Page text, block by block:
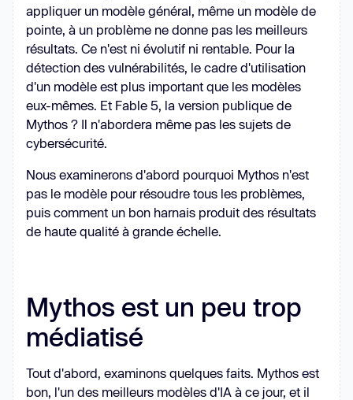
appliquer un modèle général, même un modèle de
pointe, à un problème ne donne pas les meilleurs
résultats. Ce n'est ni évolutif ni rentable. Pour la
détection des vulnérabilités, le cadre d'utilisation
d'un modèle est plus important que les modèles
eux-mêmes. Et Fable 5, la version publique de
Mythos ? Il n'abordera même pas les sujets de
cybersécurité.
Nous examinerons d'abord pourquoi Mythos n'est
pas le modèle pour résoudre tous les problèmes,
puis comment un bon harnais produit des résultats
de haute qualité à grande échelle.
Mythos est un peu trop
médiatisé
Tout d'abord, examinons quelques faits. Mythos est
bon, l'un des meilleurs modèles d'IA à ce jour, et il